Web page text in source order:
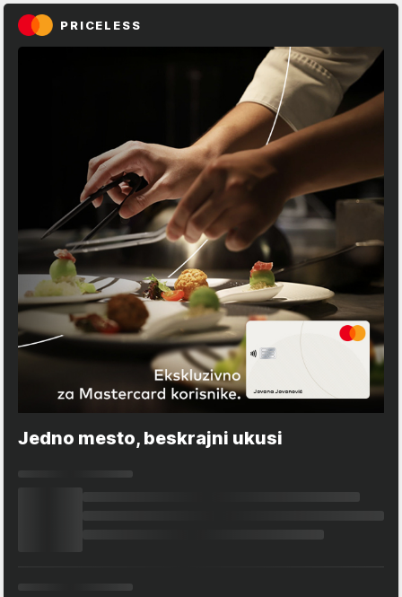
PRICELESS
Jedno mesto, beskrajni ukusi